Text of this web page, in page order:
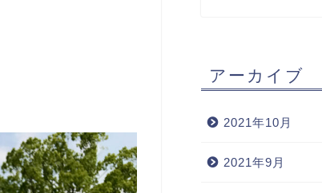
アーカイブ
2021年10月
2021年9月